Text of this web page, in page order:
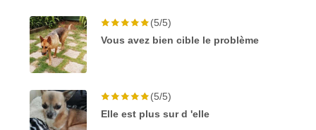
(5/5)
Vous avez bien cible le problème
(5/5)
Elle est plus sur d 'elle